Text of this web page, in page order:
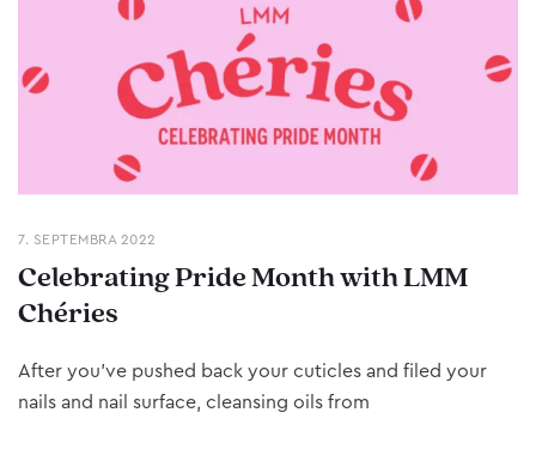
7. SEPTEMBRA 2022
Celebrating Pride Month with LMM
Chéries
After you’ve pushed back your cuticles and filed your
nails and nail surface, cleansing oils from